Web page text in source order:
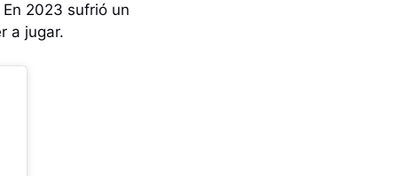
En 2023 sufrió un
a jugar.